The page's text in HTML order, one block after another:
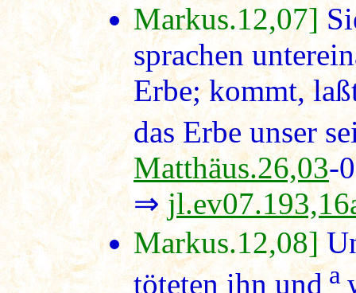
Markus.12,07]
sprachen
Erbe; kommt,
das Erbe unser
Matthäus.26,03-
⇒
Markus.12,08]
töteten ihn unda